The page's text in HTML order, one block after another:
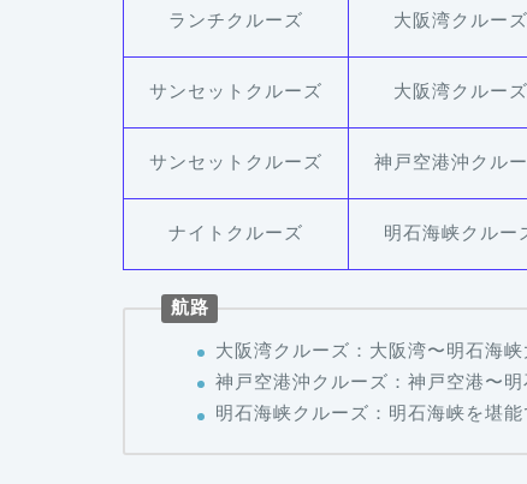
ランチクルーズ 大阪湾クルーズ
サンセットクルーズ 大阪湾クルーズ
サンセットクルーズ 神戸空港沖クル
ナイトクルーズ 明石海峡クルー
航路
大阪湾クルーズ：大阪湾〜明石海
神戸空港沖クルーズ：神戸空港〜
明石海峡クルーズ：明石海峡を堪能